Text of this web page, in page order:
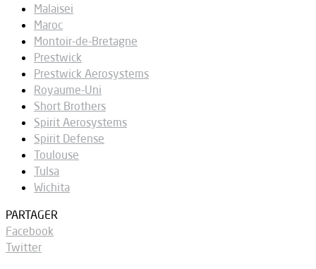
Malaisei
Maroc
Montoir-de-Bretagne
Prestwick
Prestwick Aerosystems
Royaume-Uni
Short Brothers
Spirit Aerosystems
Spirit Defense
Toulouse
Tulsa
Wichita
PARTAGER
Facebook
Twitter